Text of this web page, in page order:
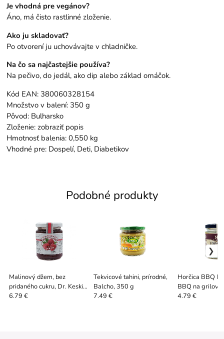
Je vhodná pre vegánov?
Áno, má čisto rastlinné zloženie.
Ako ju skladovať?
Po otvorení ju uchovávajte v chladničke.
Na čo sa najčastejšie používa?
Na pečivo, do jedál, ako dip alebo základ omáčok.
Kód EAN: 380060328154
Množstvo v balení: 350 g
Pôvod: Bulharsko
Zloženie: zobraziť popis
Hmotnosť balenia: 0,550 kg
Vhodné pre: Dospelí, Deti, Diabetikov
Podobné produkty
Malinový džem, bez
pridaného cukru, Dr. Keskin,
290 g
6.79 €
Tekvicové tahini, prírodné,
Balcho, 350 g
7.49 €
Horčica BBQ
BBQ na
4.79 €